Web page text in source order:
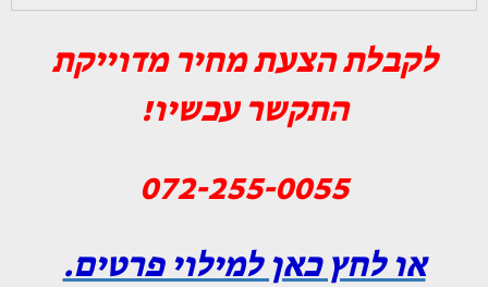
לקבלת הצעת מחיר מדוייקת
התקשר עכשיו!
072-255-0055
או לחץ כאן למילוי פרטים.